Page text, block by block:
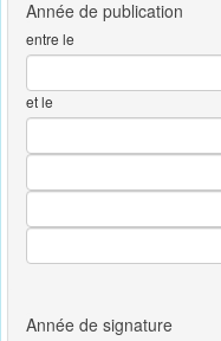
entre le
et le